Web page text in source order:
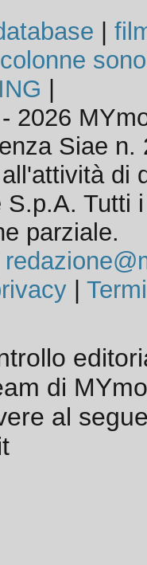
colonne
2026
Siae n.
di
S.p.A. Tutti
parziale.
|
di
al